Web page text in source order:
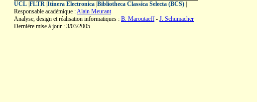
UCL FLTR Itinera Electronica Bibliotheca Classica Selecta (BCS)
Responsable académique :Alain Meurant
Analyse, design et réalisation informatiques : B. Maroutaeff - J. Schumacher
Dernière mise à jour : 3/03/2005